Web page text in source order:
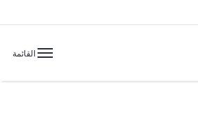
القائمة